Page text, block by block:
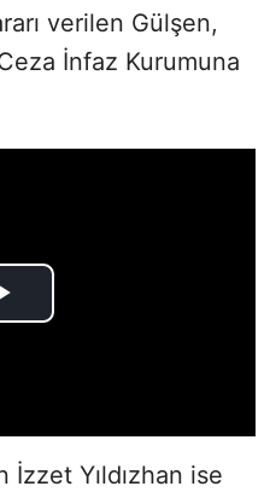
verilen Gülşen,
İnfaz Kurumuna
İzzet Yıldızhan ise